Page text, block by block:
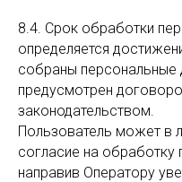
8.4. Срок обработки
определяется
собраны персональные
предусмотрен
законодательством.
Пользователь может в
согласие на обработку
направив Оператору